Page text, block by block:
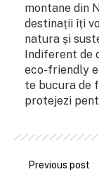
montane din
destinații îți
natura și
Indiferent de
eco-friendly
te bucura de
protejezi
Previous post